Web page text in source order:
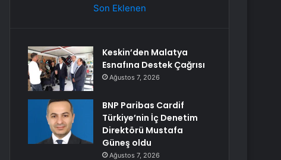
Son Eklenen
Keskin’den Malatya
Esnafına Destek Çağrısı
Ağustos 7, 2026
BNP Paribas Cardif
Türkiye’nin İç Denetim
Direktörü Mustafa
Güneş oldu
Ağustos 7, 2026